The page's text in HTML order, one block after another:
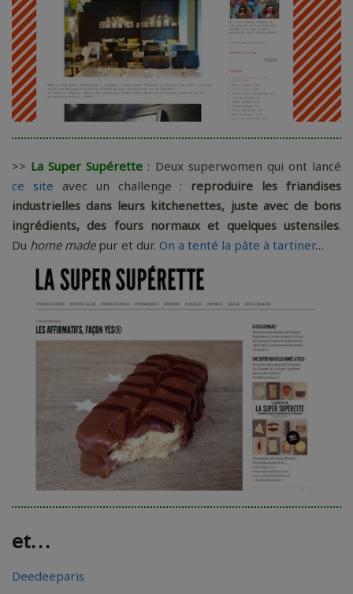
>> La Super Supérette : Deux superwomen qui ont lancé
ce site avec un challenge : reproduire les friandises
industrielles dans leurs kitchenettes, juste avec de bons
ingrédients, des fours normaux et quelques ustensiles.
Du home madepur et dur. On a tenté la pâte à tartiner…
et…
Deedeeparis